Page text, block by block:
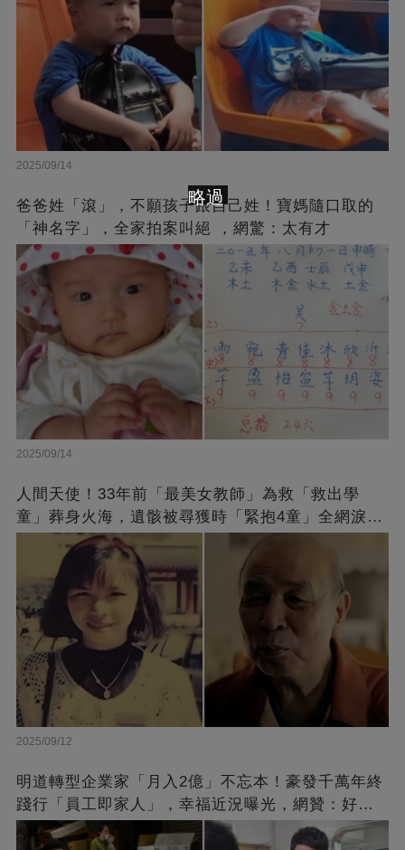
2025/09/14
爸爸姓「滾」，不願孩子跟自己姓！寶媽隨口取的
「神名字」，全家拍案叫絕 ，網驚：太有才
2025/09/14
人間天使！33年前「最美女教師」為救「救出學
童」葬身火海，遺骸被尋獲時「緊抱4童」全網淚
崩：真正的英雄不該被遺忘
2025/09/12
明道轉型企業家「月入2億」不忘本！豪發千萬年終
踐行「員工即家人」，幸福近況曝光，網贊：好老
闆的福報
略過